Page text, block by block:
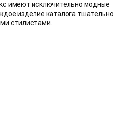
имеют исключительно модные
изделие каталога тщательно
стилистами.